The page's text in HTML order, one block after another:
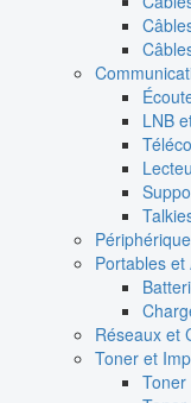
LNB
Portables
Réseaux et
Toner et
Toner